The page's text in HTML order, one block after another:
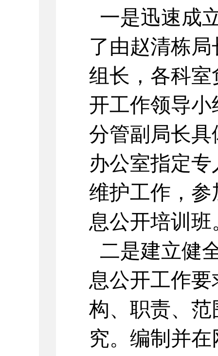
一是迅速成
了由赵清栋
组长，各科
开工作领导
分管副局长
办公室指定
维护工作，
息公开培训班
二是建立健
息公开工作
构、职责、
究。编制并